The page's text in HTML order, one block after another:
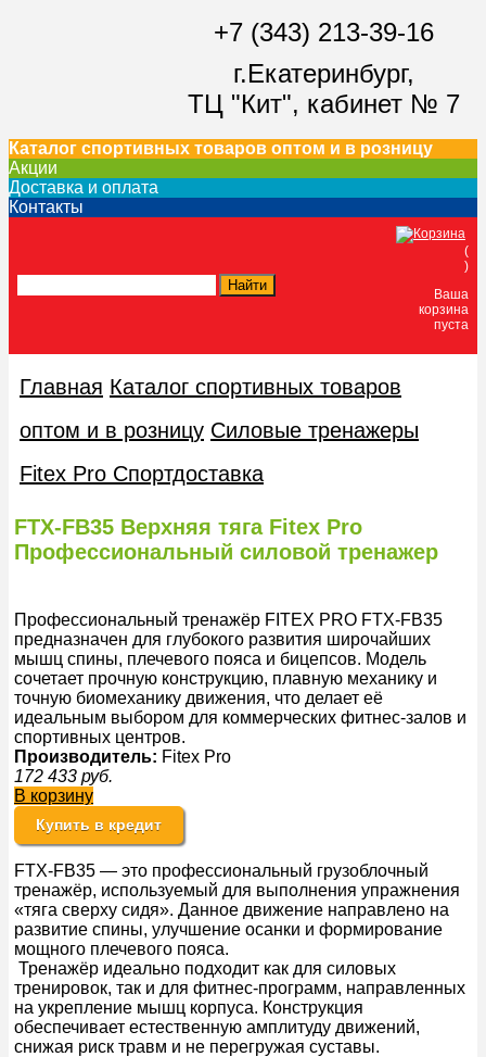
+7 (343) 213-39-16
г.Екатеринбург,
ТЦ "Кит", кабинет № 7
Каталог спортивных товаров оптом и в розницу
Акции
Доставка и оплата
Контакты
(
)
Ваша
корзина
пуста
Главная Каталог спортивных товаров
оптом и в розницу Силовые тренажеры
Fitex Pro Спортдоставка
FTX-FB35 Верхняя тяга Fitex Pro
Профессиональный силовой тренажер
Профессиональный тренажёр FITEX PRO FTX-FB35
предназначен для глубокого развития широчайших
мышц спины, плечевого пояса и бицепсов. Модель
сочетает прочную конструкцию, плавную механику и
точную биомеханику движения, что делает её
идеальным выбором для коммерческих фитнес-залов и
спортивных центров.
Производитель: Fitex Pro
172 433 руб.
В корзину
Купить в кредит
FTX-FB35 — это профессиональный грузоблочный
тренажёр, используемый для выполнения упражнения
«тяга сверху сидя». Данное движение направлено на
развитие спины, улучшение осанки и формирование
мощного плечевого пояса.
Тренажёр идеально подходит как для силовых
тренировок, так и для фитнес-программ, направленных
на укрепление мышц корпуса. Конструкция
обеспечивает естественную амплитуду движений,
снижая риск травм и не перегружая суставы.